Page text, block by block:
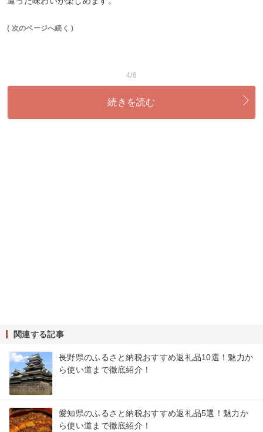
( 次のページへ続く )
4/6
続きを読む
関連する記事
長野県のふるさと納税おすすめ返礼品10選！魅力か
ら使い道まで徹底紹介！
愛知県のふるさと納税おすすめ返礼品5選！魅力か
ら使い道まで徹底紹介！